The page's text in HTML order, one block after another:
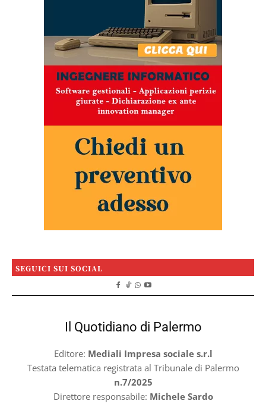
SEGUICI SUI SOCIAL
Il Quotidiano di Palermo
Editore: Mediali Impresa sociale s.r.l
Testata telematica registrata al Tribunale di Palermo
n.7/2025
Direttore responsabile: Michele Sardo